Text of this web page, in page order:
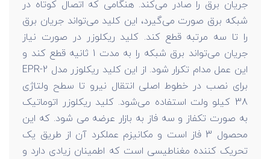
جریان برق را صادر می‌کند. هنگامی که اتصال کوتاه در
شبکه برق صورت می‌گیرد، این کلید می‌تواند جریان برق
را تا سه مرتبه قطع کند. کلید ریکلوزر در صورت نیاز
جریان می‌تواند برق شبکه را به مدت 1 ثانیه قطع کند و
این عمل مدام تکرار شود. از این کلید ریکلوزر مدل EPR-2
برای نصب در خطوط اصلی انتقال نیرو تا سطح ولتاژی
38 کیلو ولت استفاده می‌شود. کلید ریکلوزر اتوماتیک
به صورت تکفاز و سه فاز به بازار عرضه می شود. که این
محصول 3 فاز است و مکانیزم عملکرد آن از طریق یک
تحریک کننده مغناطیسی است که اطمینان زیادی دارد و